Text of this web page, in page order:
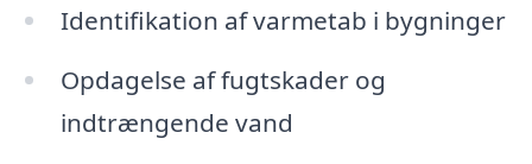
Identifikation af varmetab i bygninger
Opdagelse af fugtskader og
indtrængende vand